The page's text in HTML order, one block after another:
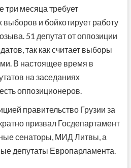
три месяца требует
и бойкотирует работу
51 депутат от оппозиции
так как считает выборы
В настоящее время в
на заседаниях
оппозиционеров.
правительство Грузии за
призвал Госдепартамент
сенаторы, МИД Литвы, а
депутаты Европарламента.